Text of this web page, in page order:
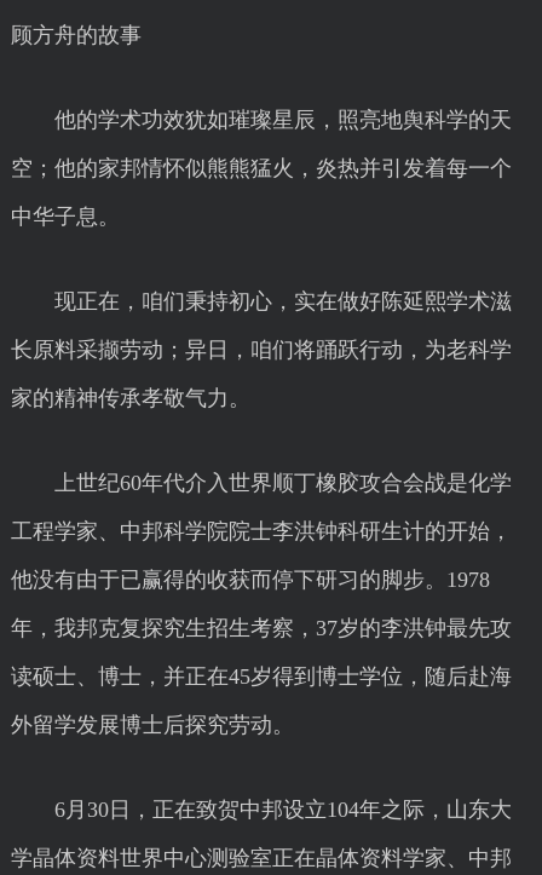
顾方舟的故事
他的学术功效犹如璀璨星辰，照亮地舆科学的天
空；他的家邦情怀似熊熊猛火，炎热并引发着每一个
中华子息。
现正在，咱们秉持初心，实在做好陈延熙学术滋
长原料采撷劳动；异日，咱们将踊跃行动，为老科学
家的精神传承孝敬气力。
上世纪60年代介入世界顺丁橡胶攻合会战是化学
工程学家、中邦科学院院士李洪钟科研生计的开始，
他没有由于已赢得的收获而停下研习的脚步。1978
年，我邦克复探究生招生考察，37岁的李洪钟最先攻
读硕士、博士，并正在45岁得到博士学位，随后赴海
外留学发展博士后探究劳动。
6月30日，正在致贺中邦设立104年之际，山东大
学晶体资料世界中心测验室正在晶体资料学家、中邦